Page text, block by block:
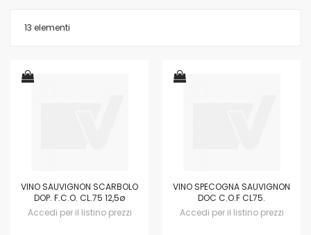
13 elementi
VINO SAUVIGNON SCARBOLO
DOP. F.C.O. CL.75 12,5ø
Accedi per il listino prezzi
VINO SPECOGNA SAUVIGNON
DOC C.O.F CL75.
Accedi per il listino prezzi